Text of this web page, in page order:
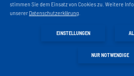
stimmen Sie dem Einsatz von Cookies zu. Weitere
unserer Datenschutzerklärung
EINSTELLUNGEN
NUR NOTWENDIGE